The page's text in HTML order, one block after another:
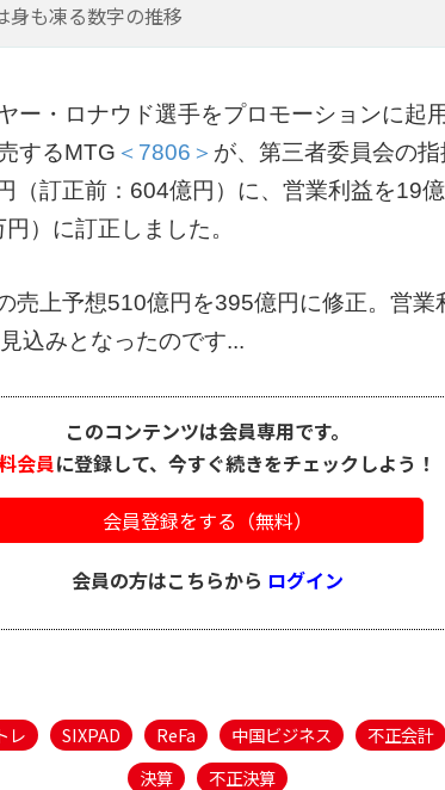
身も凍る数字の推移
ー・ロナウド選手をプロモーションに起
するMTG ＜7806＞ が、第三者委員会の
（訂正前：604億円）に、営業利益を19
）に訂正しました。
売上予想510億円を395億円に修正。営業
込みとなったのです...
このコンテンツは会員専用です。
会員に登録して、今すぐ続きをチェックしよう！
会員登録をする（無料）
会員の方はこちらから ログイン
レ SIXPAD ReFa 中国ビジネス 不正会計
決算
不正決算